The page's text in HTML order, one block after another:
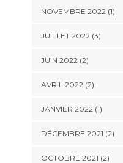
NOVEMBRE 2022(1)
JUILLET 2022(3)
JUIN 2022(2)
AVRIL 2022(2)
JANVIER 2022(1)
DÉCEMBRE 2021 (2)
OCTOBRE 2021 (2)